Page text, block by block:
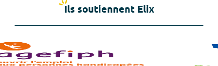
Ils soutiennent Elix